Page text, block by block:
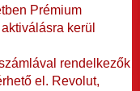
Prémium
kerül
rendelkezők
el. Revolut,